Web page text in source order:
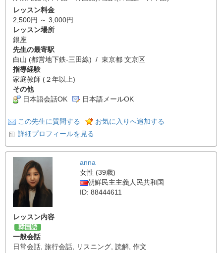
レッスン料金
2,500円 ～ 3,000円
レッスン場所
銀座
先生の最寄駅
白山 (都営地下鉄-三田線) / 東京都 文京区
指導経験
家庭教師 (２年以上)
その他
日本語会話OK
日本語メールOK
この先生に質問する
お気に入りへ追加する
詳細プロフィールを見る
anna
女性 (39歳)
朝鮮民主主義人民共和国
ID: 88444611
レッスン内容
韓国語
一般会話
日常会話 旅行会話 リスニング 読解 作文